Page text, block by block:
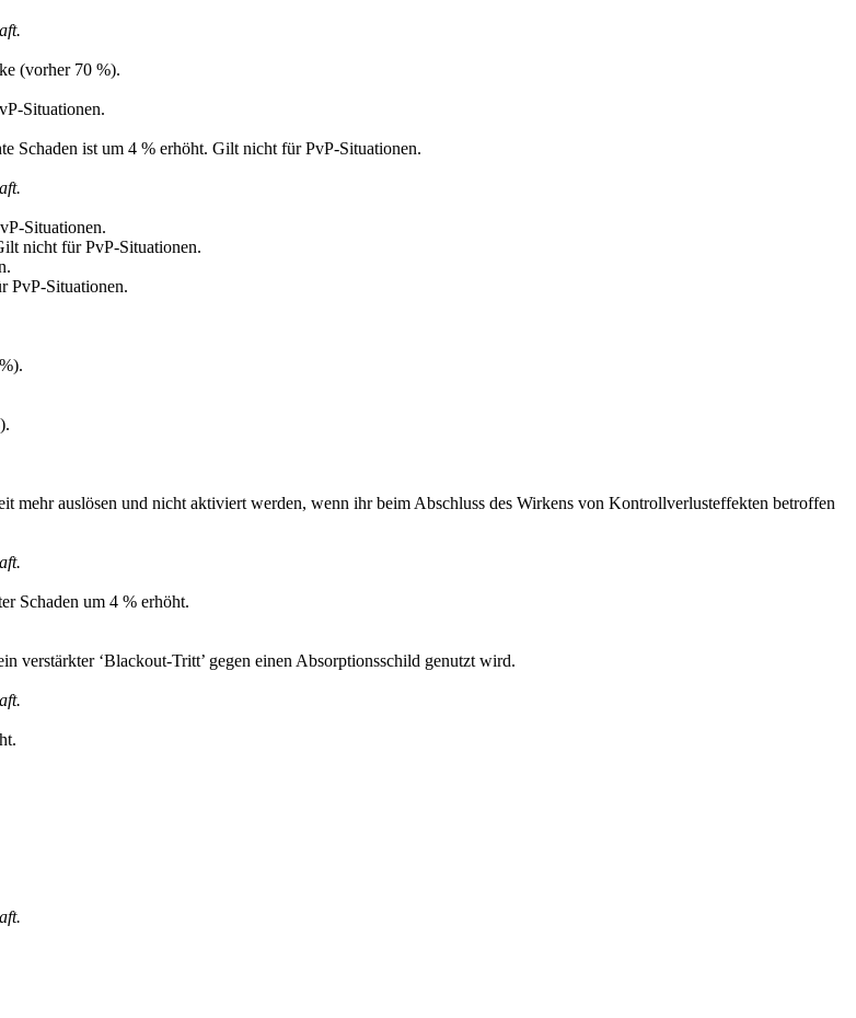
(vorher 70 %).
Situationen.
Schaden ist um 4 % erhöht. Gilt nicht für PvP-Situationen.
Situationen.
nicht für PvP-Situationen.
PvP-Situationen.
mehr auslösen und nicht aktiviert werden, wenn ihr beim Abschluss des Wirkens von Kontrollverlusteffekten betroffen
Schaden um 4 % erhöht.
verstärkter ‘Blackout-Tritt’ gegen einen Absorptionsschild genutzt wird.